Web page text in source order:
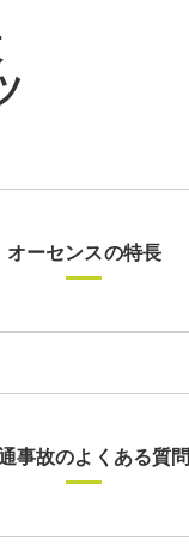
オーセンスの特長
事故のよくある質問